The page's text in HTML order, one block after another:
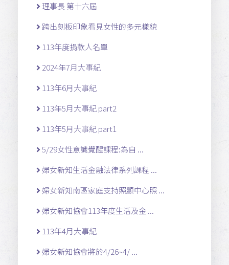
理事長 第十六屆
跨出刻板印象看見女性的多元樣貌
113年度捐款人名單
2024年7月大事紀
113年6月大事紀
113年5月大事紀 part2
113年5月大事紀 part1
5/29女性意識覺醒課程:為自 ...
婦女新知生活金融法律系列課程 ...
婦女新知南區家庭支持照顧中心照 ...
婦女新知協會113年度生活及金 ...
113年4月大事紀
婦女新知協會將於4/26~4/ ...